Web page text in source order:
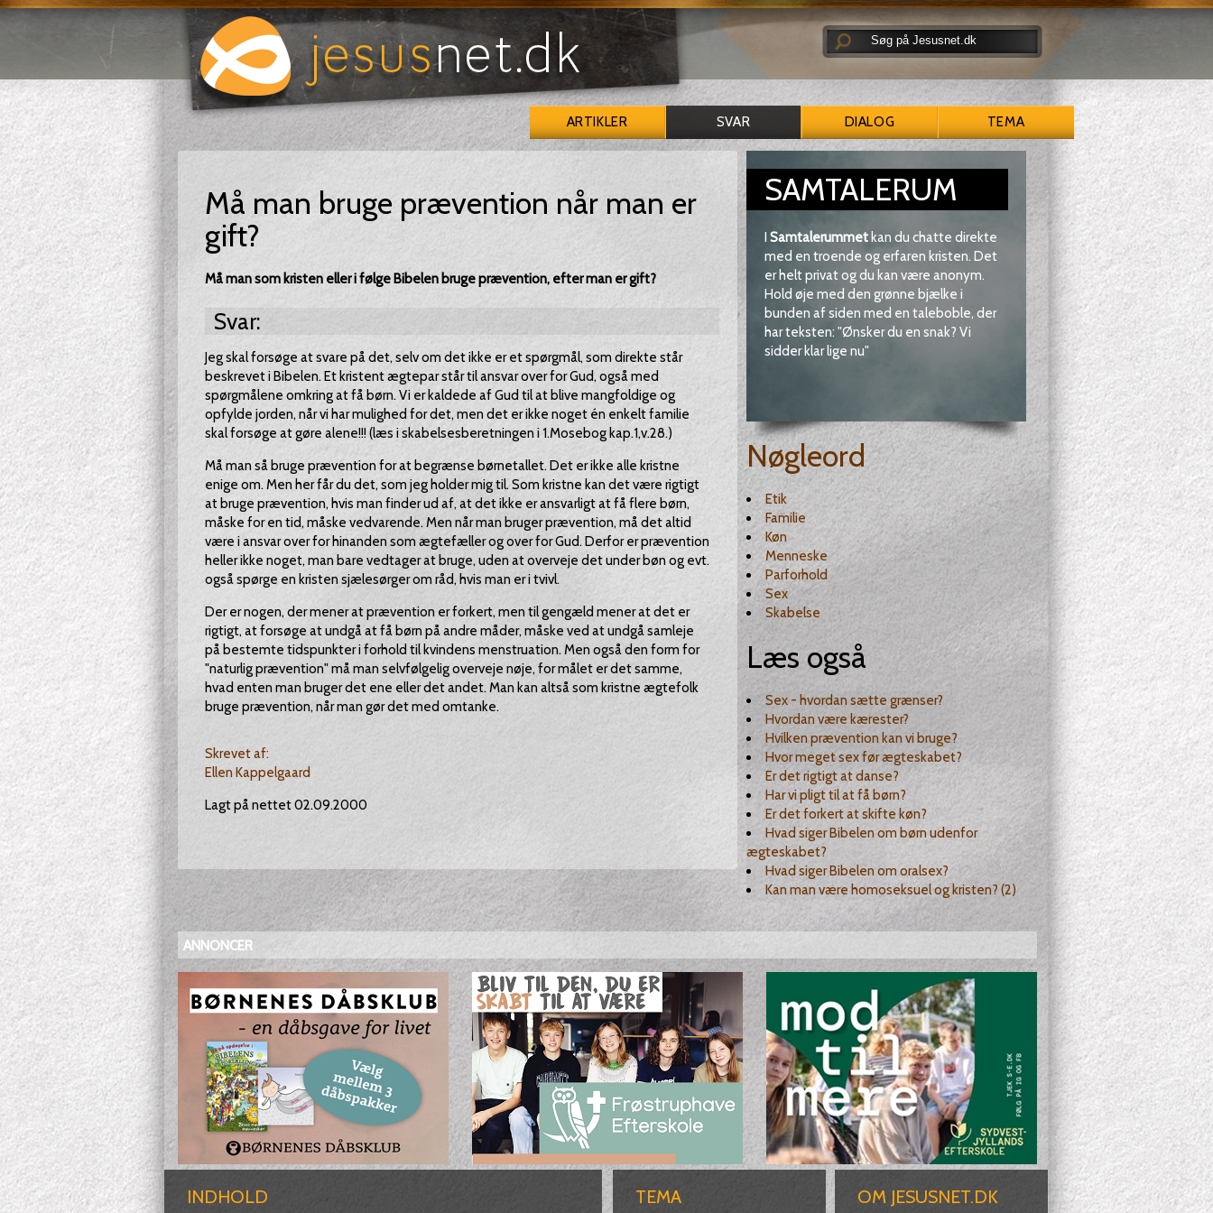
ARTIKLER SVAR DIALOG TEMA
Må man bruge prævention når man er
gift?
Må man som kristen eller i følge Bibelen bruge prævention, efter man er gift?
Svar:
Jeg skal forsøge at svare på det, selv om det ikke er et spørgmål, som direkte står
beskrevet i Bibelen. Et kristent ægtepar står til ansvar over for Gud, også med
spørgmålene omkring at få børn. Vi er kaldede af Gud til at blive mangfoldige og
opfylde jorden, når vi har mulighed for det, men det er ikke noget én enkelt familie
skal forsøge at gøre alene!!! (læs i skabelsesberetningen i 1.Mosebog kap.1,v.28.)
Må man så bruge prævention for at begrænse børnetallet. Det er ikke alle kristne
enige om. Men her får du det, som jeg holder mig til. Som kristne kan det være rigtigt
at bruge prævention, hvis man finder ud af, at det ikke er ansvarligt at få flere børn,
måske for en tid, måske vedvarende. Men når man bruger prævention, må det altid
være i ansvar over for hinanden som ægtefæller og over for Gud. Derfor er prævention
heller ikke noget, man bare vedtager at bruge, uden at overveje det under bøn og evt.
også spørge en kristen sjælesørger om råd, hvis man er i tvivl.
Der er nogen, der mener at prævention er forkert, men til gengæld mener at det er
rigtigt, at forsøge at undgå at få børn på andre måder, måske ved at undgå samleje
på bestemte tidspunkter i forhold til kvindens menstruation. Men også den form for
"naturlig prævention" må man selvfølgelig overveje nøje, for målet er det samme,
hvad enten man bruger det ene eller det andet. Man kan altså som kristne ægtefolk
bruge prævention, når man gør det med omtanke.
Skrevet af:
Ellen Kappelgaard
Lagt på nettet 02.09.2000
SAMTALERUM
I Samtalerummetkan du chatte direkte
med en troende og erfaren kristen. Det
er helt privat og du kan være anonym.
Hold øje med den grønne bjælke i
bunden af siden med en taleboble, der
har teksten: "Ønsker du en snak? Vi
sidder klar lige nu"
Nøgleord
Etik
Familie
Køn
Menneske
Parforhold
Sex
Skabelse
Læs også
Sex - hvordan sætte grænser?
Hvordan være kærester?
Hvilken prævention kan vi bruge?
Hvor meget sex før ægteskabet?
Er det rigtigt at danse?
Har vi pligt til at få børn?
Er det forkert at skifte køn?
Hvad siger Bibelen om børn udenfor
ægteskabet?
Hvad siger Bibelen om oralsex?
Kan man være homoseksuel og kristen? (2)
ANNONCER
INDHOLD TEMA OM JESUSNET.DK